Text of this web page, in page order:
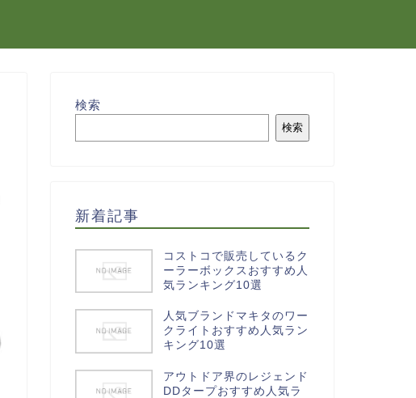
検索
検索
新着記事
コストコで販売しているク
ーラーボックスおすすめ人
気ランキング10選
人気ブランドマキタのワー
クライトおすすめ人気ラン
キング10選
アウトドア界のレジェンド
DDタープおすすめ人気ラ